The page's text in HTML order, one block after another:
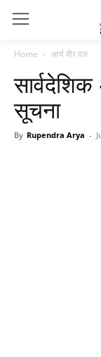
Home आर्य वीर दल
सूचना
By Rupendra Arya -